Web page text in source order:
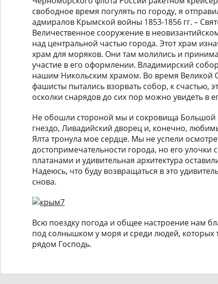
свободное время погулять по городу, я
адмиралов Крымской войны 1853-1856 гг. –
Величественное сооружение в
над центральной частью города. Этот храм
храм для моряков. Они там молились и
участие в его оформлении. Владимирский
нашим Никольским храмом. Во время Великой
фашисты пытались взорвать собор, к счастью,
осколки снарядов до сих пор можно увидеть в
Не обошли стороной мы и сокровища Большой
гнездо, Ливадийский дворец и, конечно,
Ялта тронула мое сердце. Мы не успели
достопримечательности города, но его
платанами и удивительная архитектура
Надеюсь, что буду возвращаться в это
снова.
Всю поездку погода и общее настроение нам
под солнышком у моря и среди людей, которых
рядом Господь.